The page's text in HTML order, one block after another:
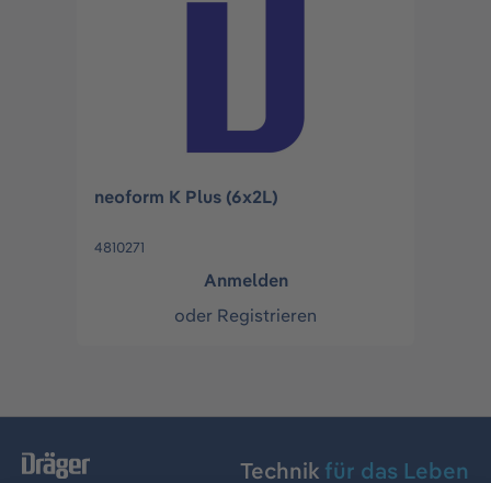
neoform K Plus (6x2L)
4810271
Anmelden
oder Registrieren
Technik für das Leben